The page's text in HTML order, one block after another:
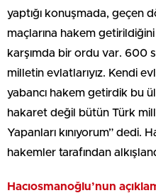
yaptığı konuşmada, geçen
maçlarına hakem
karşımda bir ordu var. 600
milletin evlatlarıyız. Kendi
yabancı hakem getirdik bu
hakaret değil bütün Türk
Yapanları kınıyorum” dedi.
hakemler tarafından
Hacıosmanoğlu’nun